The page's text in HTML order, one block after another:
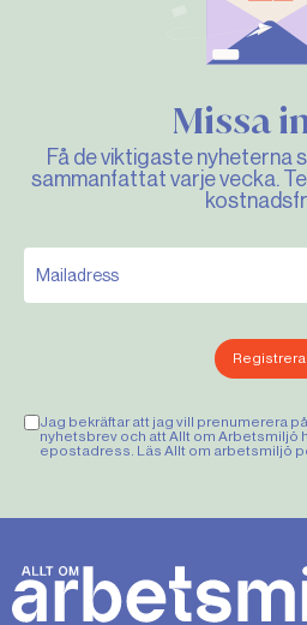
Missa
Få de viktigaste nyheterna
sammanfattat varje vecka.
Registrera
Jag bekräftar att jag vill prenumerera
nyhetsbrev och att Allt om Arbetsmiljö
epostadress. Läs Allt om arbetsmiljö